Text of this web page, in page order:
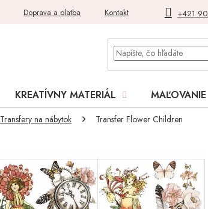
+421
Doprava a platba Kontakt Blog
KREATÍVNY MATERIÁL MAĽOVANIE
Transfery na nábytok Transfer Flower Children